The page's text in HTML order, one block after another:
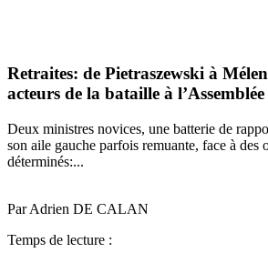
Retraites: de Pietraszewski à
acteurs de la bataille à l’Assemblée
Deux ministres novices, une batterie de
son aile gauche parfois remuante, face à des
déterminés:...
Par Adrien DE CALAN
Temps de lecture :